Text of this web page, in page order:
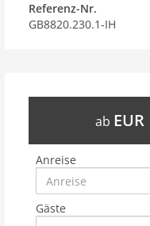
Referenz-Nr.
GB8820.230.1-IH
ab EUR
Anreise
Gäste